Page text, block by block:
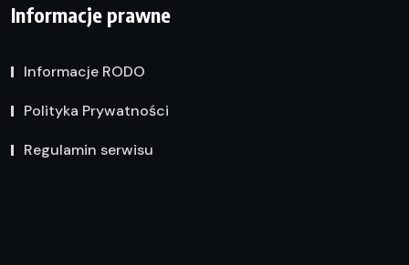
Informacje prawne
Informacje RODO
Polityka Prywatności
Regulamin serwisu